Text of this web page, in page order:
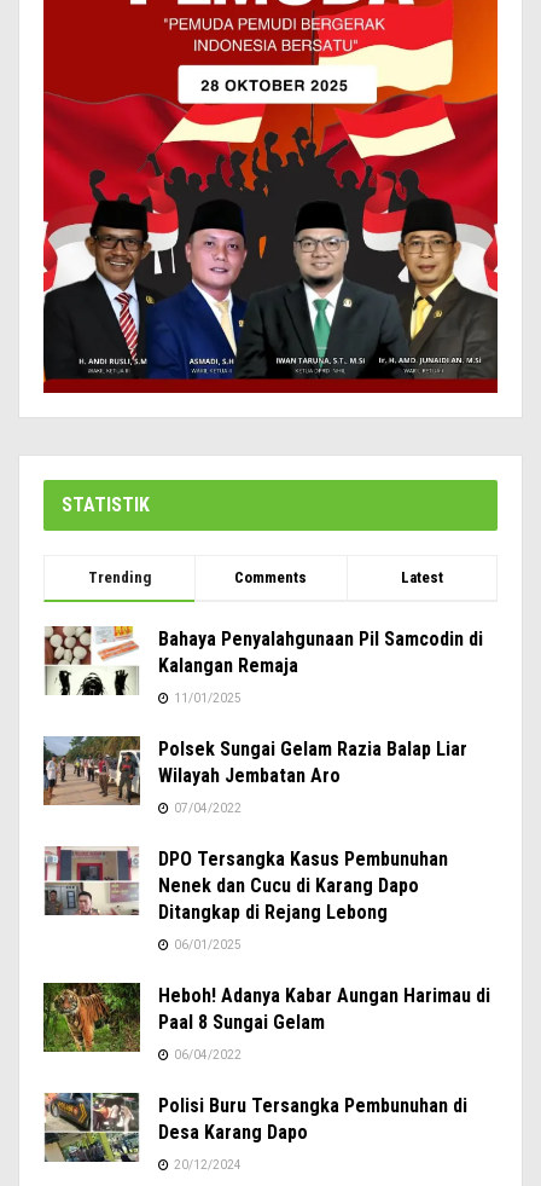
STATISTIK
Trending Comments Latest
Bahaya Penyalahgunaan Pil Samcodin di
Kalangan Remaja
11/01/2025
Polsek Sungai Gelam Razia Balap Liar
Wilayah Jembatan Aro
07/04/2022
DPO Tersangka Kasus Pembunuhan
Nenek dan Cucu di Karang Dapo
Ditangkap di Rejang Lebong
06/01/2025
Heboh! Adanya Kabar Aungan Harimau di
Paal 8 Sungai Gelam
06/04/2022
Polisi Buru Tersangka Pembunuhan di
Desa Karang Dapo
20/12/2024